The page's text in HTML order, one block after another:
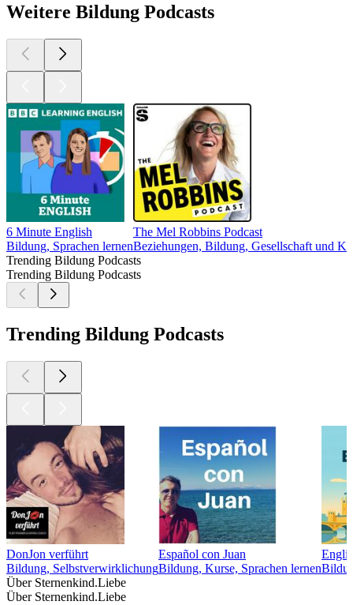
Weitere Bildung Podcasts
6 Minute English
Bildung, Sprachen lernen
The Mel Robbins Podcast
Beziehungen, Bildung, Gesellschaft und
Trending Bildung Podcasts
Trending Bildung Podcasts
Trending Bildung Podcasts
DonJon verführt
Bildung, Selbstverwirklichung
Español con Juan
Bildung, Kurse, Sprachen lernen
Über Sternenkind.Liebe
Über Sternenkind.Liebe